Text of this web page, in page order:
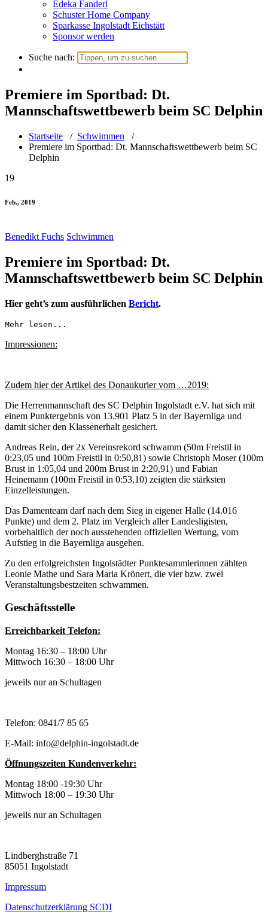
Edeka Fanderl
Schuster Home Company
Sparkasse Ingolstadt Eichstätt
Sponsor werden
Suche nach:
Premiere im Sportbad: Dt.
Mannschaftswettbewerb beim SC Delphin
Startseite / Schwimmen /
Premiere im Sportbad: Dt. Mannschaftswettbewerb beim SC
Delphin
19
Feb., 2019
Benedikt Fuchs Schwimmen
Premiere im Sportbad: Dt.
Mannschaftswettbewerb beim SC Delphin
Hier geht’s zum ausführlichen Bericht.
Mehr lesen...
Impressionen:
Zudem hier der Artikel des Donaukurier vom …2019:
Die Herrenmannschaft des SC Delphin Ingolstadt e.V. hat sich mit
einem Punktergebnis von 13.901 Platz 5 in der Bayernliga und
damit sicher den Klassenerhalt gesichert.
Andreas Rein, der 2x Vereinsrekord schwamm (50m Freistil in
0:23,05 und 100m Freistil in 0:50,81) sowie Christoph Moser (100m
Brust in 1:05,04 und 200m Brust in 2:20,91) und Fabian
Heinemann (100m Freistil in 0:53,10) zeigten die stärksten
Einzelleistungen.
Das Damenteam darf nach dem Sieg in eigener Halle (14.016
Punkte) und dem 2. Platz im Vergleich aller Landesligisten,
vorbehaltlich der noch ausstehenden offiziellen Wertung, vom
Aufstieg in die Bayernliga ausgehen.
Zu den erfolgreichsten Ingolstädter Punktesammlerinnen zählten
Leonie Mathe und Sara Maria Krönert, die vier bzw. zwei
Veranstaltungsbestzeiten schwammen.
Geschäftsstelle
Erreichbarkeit Telefon:
Montag 16:30 – 18:00 Uhr
Mittwoch 16:30 – 18:00 Uhr
jeweils nur an Schultagen
Telefon: 0841/7 85 65
E-Mail: info@delphin-ingolstadt.de
Öffnungszeiten Kundenverkehr:
Montag 18:00 -19:30 Uhr
Mittwoch 18:00 – 19:30 Uhr
jeweils nur an Schultagen
Lindberghstraße 71
85051 Ingolstadt
Impressum
Datenschutzerklärung SCDI